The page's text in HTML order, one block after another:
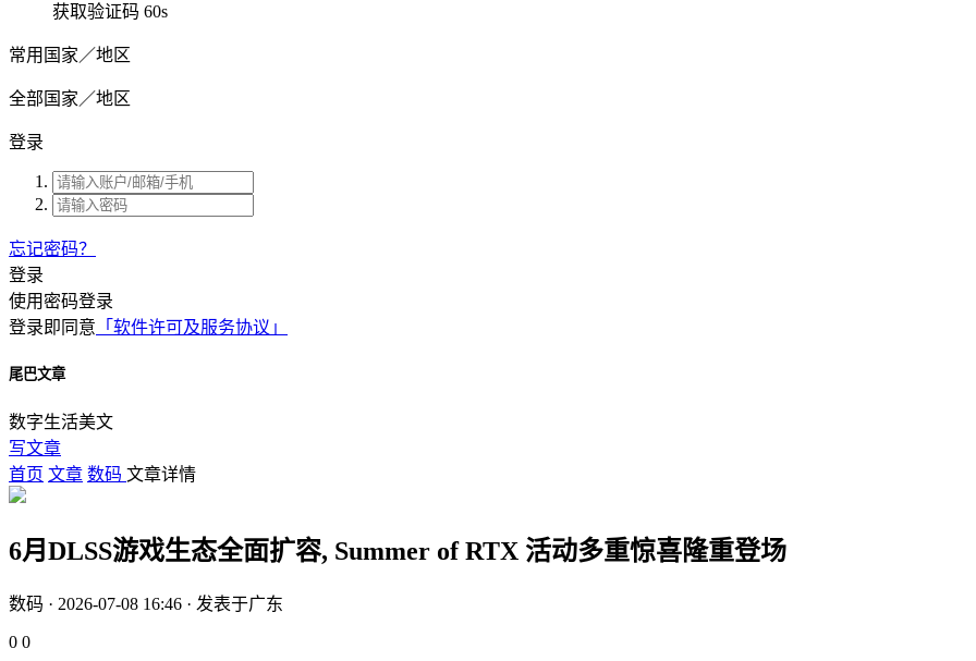
获取验证码 60s
常用国家／地区
全部国家／地区
登录
忘记密码？
登录
使用密码登录
登录即同意 「软件许可及服务协议」
尾巴文章
数字生活美文
写文章
首页 文章 数码 文章详情
6月DLSS游戏生态全面扩容, Summer of RTX 活动多重惊喜隆重登场
数码 · 2026-07-08 16:46 · 发表于广东
0 0